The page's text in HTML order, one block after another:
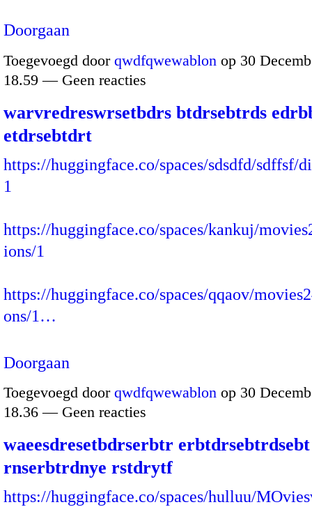
Doorgaan
Toegevoegd door qwdfqwewablon op 30
18.59 — Geen reacties
warvredreswrsetbdrs btdrsebtrds
etdrsebtdrt
https://huggingface.co/spaces/sdsdfd/sdffsf/
1
https://huggingface.co/spaces/kankuj/
ions/1
https://huggingface.co/spaces/qqaov/
ons/1…
Doorgaan
Toegevoegd door qwdfqwewablon op 30
18.36 — Geen reacties
waeesdresetbdrserbtr erbtdrsebtrdsebt
rnserbtrdnye rstdrytf
https://huggingface.co/spaces/hulluu/